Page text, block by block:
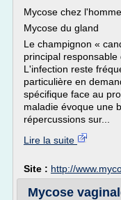
Mycose chez l'homme
Mycose du gland
Le champignon «
principal responsable
L'infection reste
particulière en
spécifique face au
maladie évoque une
répercussions sur...
Lire la suite
Site : http://
Mycose